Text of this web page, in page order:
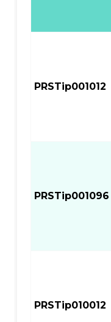
PRSTip001012
PRSTip001096
PRSTip010012